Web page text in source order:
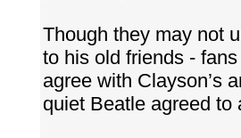
Though they may not
to his old friends -
agree with Clayson’s
quiet Beatle agreed to